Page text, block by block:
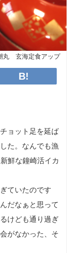
丸 玄海定食アップ
ョット足を延ば
た。なんでも漁
鮮な鐘崎活イカ
ていたのです
だなぁと思って
けども通り過ぎ
がなかった、そ